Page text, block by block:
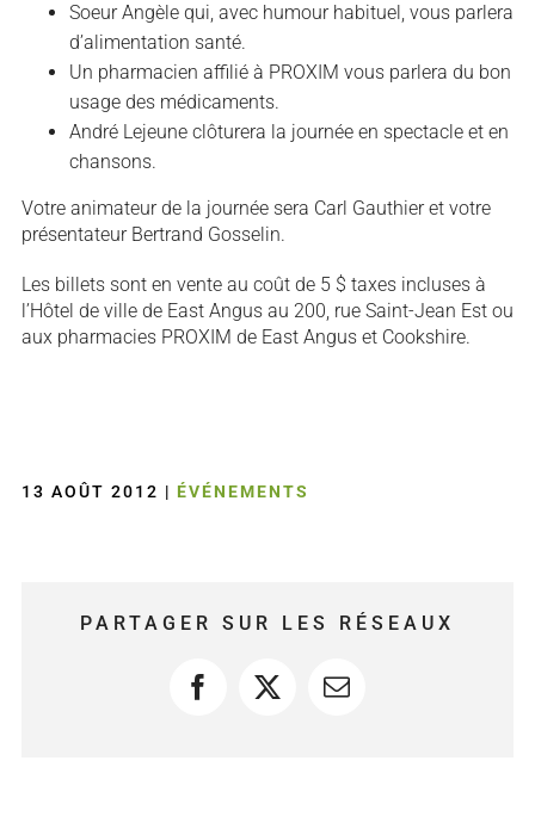
Soeur Angèle qui, avec humour habituel, vous parlera
d’alimentation santé.
Un pharmacien affilié à PROXIM vous parlera du bon
usage des médicaments.
André Lejeune clôturera la journée en spectacle et en
chansons.
Votre animateur de la journée sera Carl Gauthier et votre
présentateur Bertrand Gosselin.
Les billets sont en vente au coût de 5 $ taxes incluses à
l’Hôtel de ville de East Angus au 200, rue Saint-Jean Est ou
aux pharmacies PROXIM de East Angus et Cookshire.
13 AOÛT 2012 | ÉVÉNEMENTS
PARTAGER SUR LES RÉSEAUX
Facebook
X Courriel